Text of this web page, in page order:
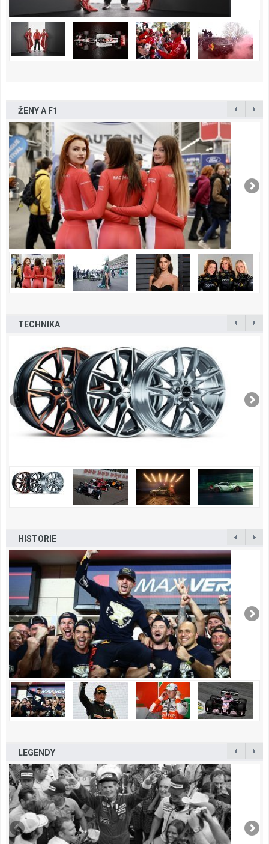
ŽENY A F1
TECHNIKA
HISTORIE
LEGENDY